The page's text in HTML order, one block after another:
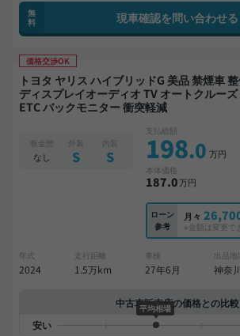
無
料
現車確認を問い合わせる
価格交渉OK
トヨタ ヤリス ハイブリッドG 美品 禁煙車 整備記録簿あり
ディスプレイオーディオ TV オートクルー
ETC バックモニター 衝突軽減
板金歴
なし
外装
S
内装
S
支払総額
198.0 万円
本体価格
187.0万円
ローン
参考
月々
※金額は変更で
年式
2024
走行距離
1.5万km
車検
27年6月
出品地
神奈
中古車販売店の価格との比較
平均相場